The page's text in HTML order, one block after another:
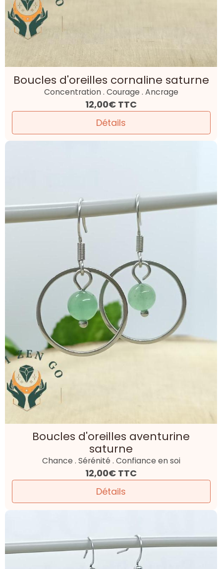
Boucles d'oreilles cornaline saturne
Concentration . Courage . Ancrage
12,00€ TTC
Détails
Boucles d'oreilles aventurine
saturne
Chance . Sérénité . Confiance en soi
12,00€ TTC
Détails